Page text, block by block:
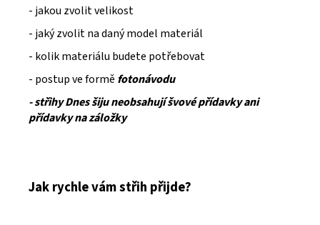
- jakou zvolit velikost
- jaký zvolit na daný model materiál
- kolik materiálu budete potřebovat
- postup ve formě fotonávodu
- střihy Dnes šiju neobsahují švové přídavky ani
přídavky na záložky
Jak rychle vám střih přijde?